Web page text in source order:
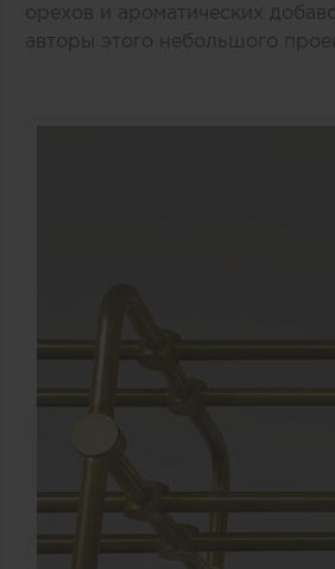
орехов и ароматических
авторы этого небольшого